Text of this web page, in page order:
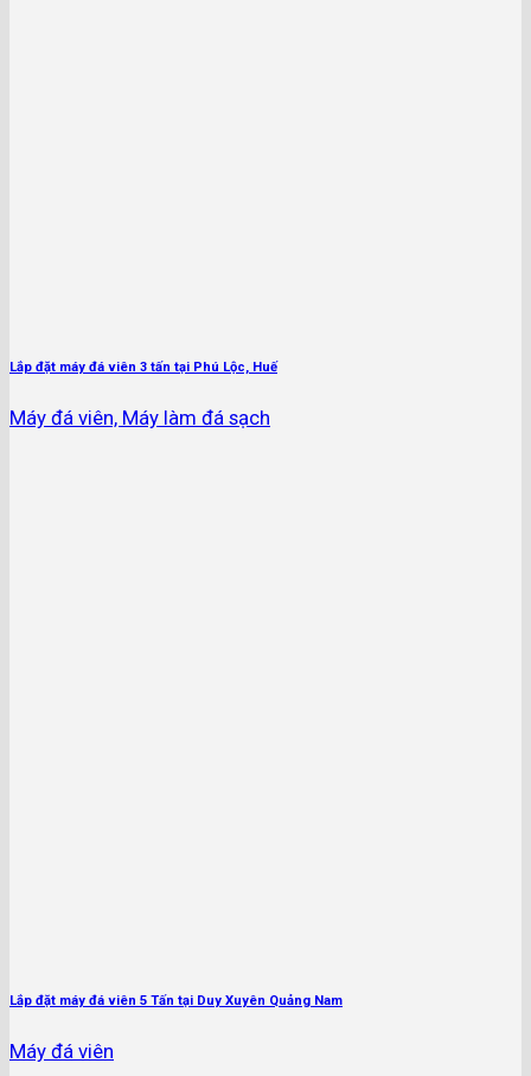
Lắp đặt máy đá viên 3 tấn tại Phú Lộc, Huế
Máy đá viên, Máy làm đá sạch
Lắp đặt máy đá viên 5 Tấn tại Duy Xuyên Quảng Nam
Máy đá viên